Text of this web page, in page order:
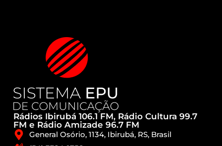
Rádios Ibirubá 106.1 FM, Rádio Cultura 99.7
FM e Rádio Amizade 96.7 FM
General Osório, 1134, Ibirubá, RS, Brasil